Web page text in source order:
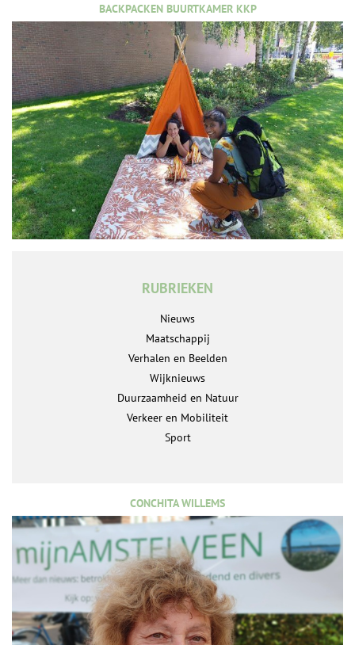
BACKPACKEN BUURTKAMER KKP
RUBRIEKEN
Nieuws
Maatschappij
Verhalen en Beelden
Wijknieuws
Duurzaamheid en Natuur
Verkeer en Mobiliteit
Sport
CONCHITA WILLEMS